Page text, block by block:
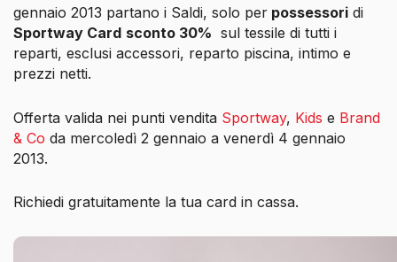
gennaio 2013 partano i Saldi, solo per possessori di
Sportway Card sconto 30% sul tessile di tutti i
reparti, esclusi accessori, reparto piscina, intimo e
prezzi netti.
Offerta valida nei punti vendita Sportway, Kids e Brand
& Co da mercoledì 2 gennaio a venerdì 4 gennaio
2013.
Richiedi gratuitamente la tua card in cassa.